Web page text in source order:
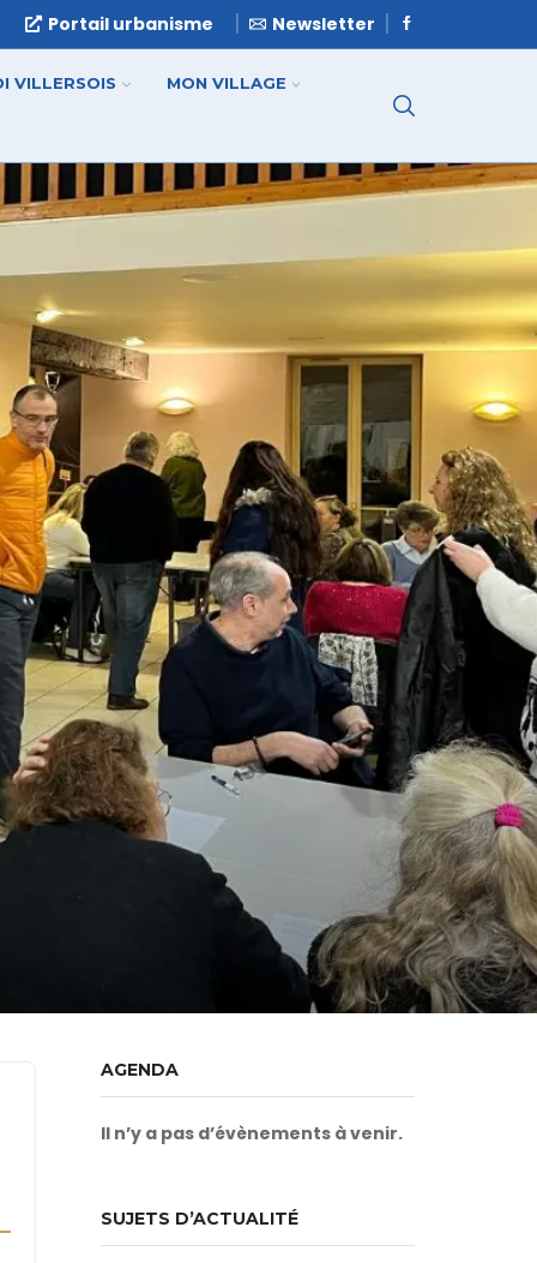
Portail urbanisme Newsletter
VILLERSOIS MON VILLAGE
AGENDA
Il n’y a pas d’évènements à venir.
SUJETS D’ACTUALITÉ